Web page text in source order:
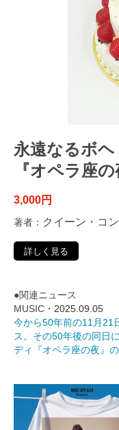
永遠なるボ
『オペラ座
3,000円
著者： クイーン・コ
詳しく見る
●関連ニュース
MUSIC・ 2025.09.05
今から50年前の11月21
ス。その50年後の同日
ディ『オペラ座の夜』